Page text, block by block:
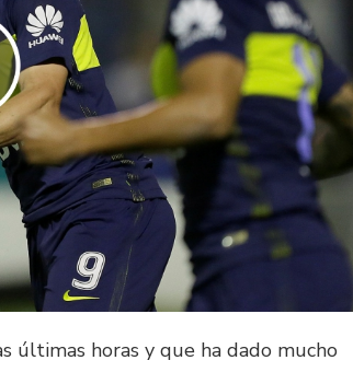
últimas horas y que ha dado mucho